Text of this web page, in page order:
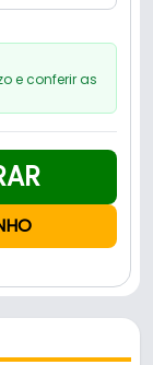
e conferir as